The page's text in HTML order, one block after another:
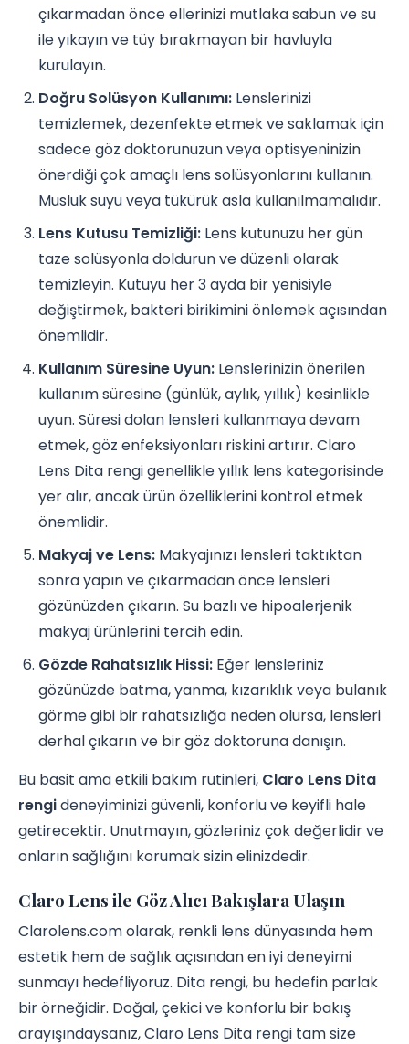
çıkarmadan önce ellerinizi mutlaka sabun ve su
ile yıkayın ve tüy bırakmayan bir havluyla
kurulayın.
Doğru Solüsyon Kullanımı: Lenslerinizi
temizlemek, dezenfekte etmek ve saklamak için
sadece göz doktorunuzun veya optisyeninizin
önerdiği çok amaçlı lens solüsyonlarını kullanın.
Musluk suyu veya tükürük asla kullanılmamalıdır.
Lens Kutusu Temizliği: Lens kutunuzu her gün
taze solüsyonla doldurun ve düzenli olarak
temizleyin. Kutuyu her 3 ayda bir yenisiyle
değiştirmek, bakteri birikimini önlemek açısından
önemlidir.
Kullanım Süresine Uyun: Lenslerinizin önerilen
kullanım süresine (günlük, aylık, yıllık) kesinlikle
uyun. Süresi dolan lensleri kullanmaya devam
etmek, göz enfeksiyonları riskini artırır. Claro
Lens Dita rengi genellikle yıllık lens kategorisinde
yer alır, ancak ürün özelliklerini kontrol etmek
önemlidir.
Makyaj ve Lens: Makyajınızı lensleri taktıktan
sonra yapın ve çıkarmadan önce lensleri
gözünüzden çıkarın. Su bazlı ve hipoalerjenik
makyaj ürünlerini tercih edin.
Gözde Rahatsızlık Hissi: Eğer lensleriniz
gözünüzde batma, yanma, kızarıklık veya bulanık
görme gibi bir rahatsızlığa neden olursa, lensleri
derhal çıkarın ve bir göz doktoruna danışın.
Bu basit ama etkili bakım rutinleri, Claro Lens Dita
rengideneyiminizi güvenli, konforlu ve keyifli hale
getirecektir. Unutmayın, gözleriniz çok değerlidir ve
onların sağlığını korumak sizin elinizdedir.
Claro Lens ile Göz Alıcı Bakışlara Ulaşın
Clarolens.com olarak, renkli lens dünyasında hem
estetik hem de sağlık açısından en iyi deneyimi
sunmayı hedefliyoruz. Dita rengi, bu hedefin parlak
bir örneğidir. Doğal, çekici ve konforlu bir bakış
arayışındaysanız, Claro Lens Dita rengi tam size